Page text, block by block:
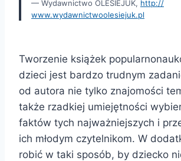
Wydawnictwo OLESIEJUK, http://
www.wydawnictwoolesiejuk.pl
Tworzenie książek
dzieci jest bardzo trudnym
od autora nie tylko znajomości
także rzadkiej umiejętności
faktów tych najważniejszych i
ich młodym czytelnikom. W
robić w taki sposób, by dziecko